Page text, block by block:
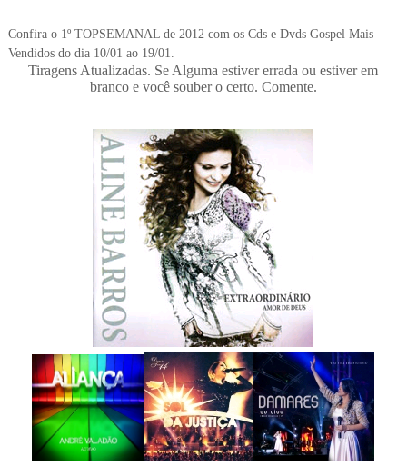
Confira o 1º TOPSEMANAL de 2012 com os Cds e Dvds Gospel Mais
Vendidos do dia 10/01 ao 19/01.
Tiragens Atualizadas. Se Alguma estiver errada ou estiver em
branco e você souber o certo. Comente.